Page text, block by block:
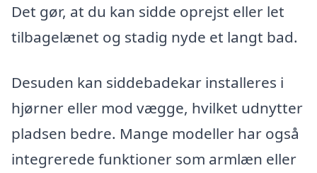
Det gør, at du kan sidde oprejst eller let
tilbagelænet og stadig nyde et langt bad.
Desuden kan siddebadekar installeres i
hjørner eller mod vægge, hvilket udnytter
pladsen bedre. Mange modeller har også
integrerede funktioner som armlæn eller